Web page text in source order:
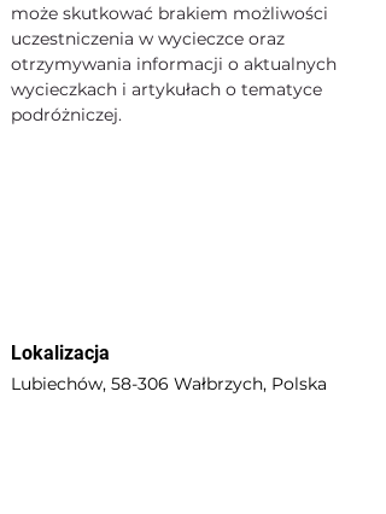
może skutkować brakiem możliwości
uczestniczenia w wycieczce oraz
otrzymywania informacji o aktualnych
wycieczkach i artykułach o tematyce
podróżniczej.
Lokalizacja
Lubiechów, 58-306 Wałbrzych, Polska